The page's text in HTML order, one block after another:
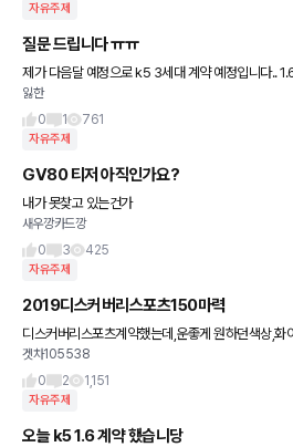
자유주제
질문 드립니다 ㅠㅠ
제가 다음달 예정으로 k5 3세대 계약 예정입니다.. 1.6터보에 시그니처로 생각중인데.. 보
통 딜러할인..?? 은 겟차할인정도 받는다고 생각하면
잃한
0
1 761
자유주제
GV80 티저 아직인가요?
내가 못찾고 있는건가
새우깡카드깡
0
3 425
자유주제
2019디스커버리스포츠150마력
디스커버리스포츠계약했는데,운좋게 원하던색상,화
커버리가급발진문제로올해리콜 되었던데,혹시문제
정이됩니다. 연말이라할인폭은크고해서좋았는데 고견
겟차105538
0
2 1,151
자유주제
오늘 k5 1.6 계약 했습니당